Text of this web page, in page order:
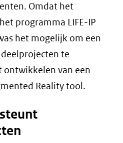
Omdat het
programma LIFE-IP
het mogelijk om een
te
ontwikkelen van een
Reality tool.